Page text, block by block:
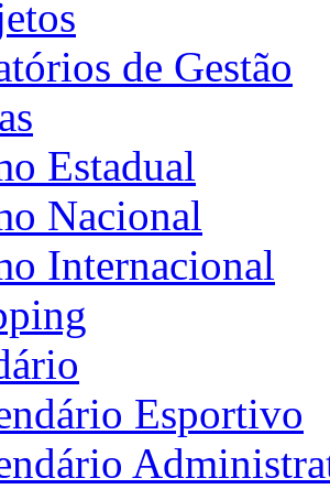
de Gestão
Estadual
Nacional
Internacional
Esportivo